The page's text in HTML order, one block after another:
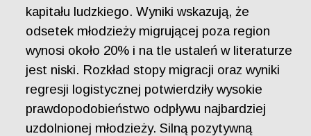
kapitału ludzkiego. Wyniki wskazują, że
odsetek młodzieży migrującej poza region
wynosi około 20% i na tle ustaleń w literaturze
jest niski. Rozkład stopy migracji oraz wyniki
regresji logistycznej potwierdziły wysokie
prawdopodobieństwo odpływu najbardziej
uzdolnionej młodzieży. Silną pozytywną